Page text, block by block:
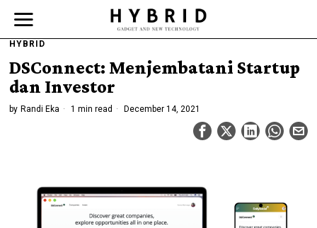
HYBRID
DSConnect: Menjembatani Startup
dan Investor
by Randi Eka 1 min read December 14, 2021